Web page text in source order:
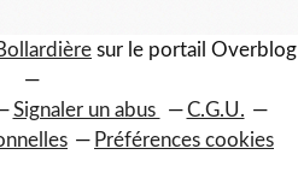
sur le portail Overblog
Signaler un abus
C.G.U.
Préférences cookies